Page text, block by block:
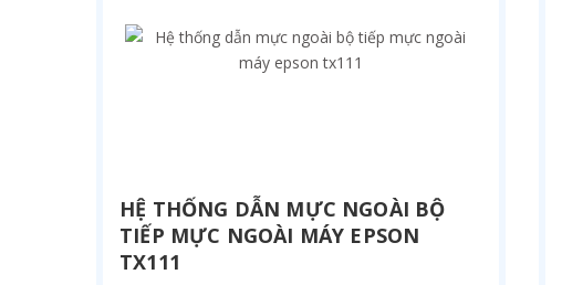
HỆ THỐNG DẪN MỰC NGOÀI BỘ
TIẾP MỰC NGOÀI MÁY EPSON
TX111